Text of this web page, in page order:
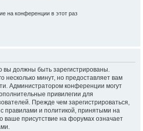
на конференции в этот раз
должны быть зарегистрированы.
несколько минут, но предоставляет вам
Администратором конференции могут
привилегии для
Прежде чем зарегистрироваться,
правилами и политикой, принятыми на
ваше присутствие на форумах означает